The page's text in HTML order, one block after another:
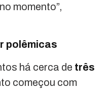
momento”,
polêmicas
há cerca de três
começou com